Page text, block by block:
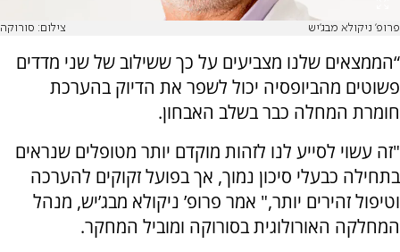
פרופ' ניקולא מבג’יש צילום: סורוקה
“הממצאים שלנו מצביעים על כך ששילוב של שני מדדים
פשוטים מהביופסיה יכול לשפר את הדיוק בהערכת
חומרת המחלה כבר בשלב האבחון.
"זה עשוי לסייע לנו לזהות מוקדם יותר מטופלים שנראים
בתחילה כבעלי סיכון נמוך, אך בפועל זקוקים להערכה
וטיפול זהירים יותר," אמר פרופ’ ניקולא מבג’יש, מנהל
המחלקה האורולוגית בסורוקה ומוביל המחקר.